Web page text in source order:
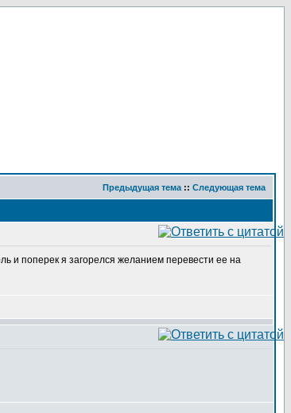
Предыдущая тема :: Следующая тема
и поперек я загорелся желанием перевести ее на